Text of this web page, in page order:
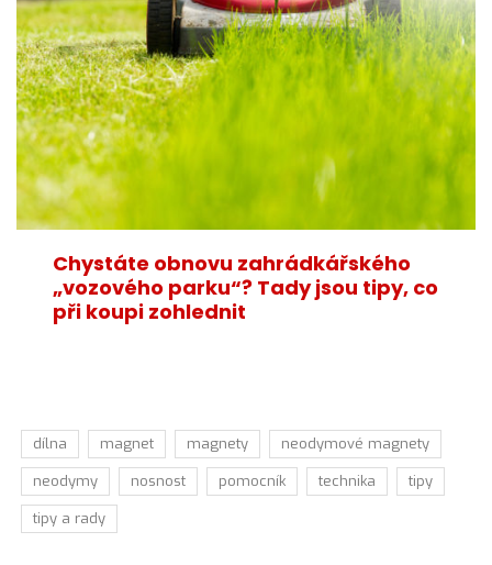
Chystáte obnovu zahrádkářského
„vozového parku“? Tady jsou tipy, co
při koupi zohlednit
dílna magnet magnety
neodymové magnety
neodymy
nosnost pomocník technika
tipy
tipy a rady